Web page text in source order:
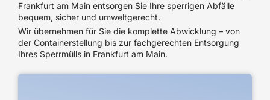
Frankfurt am Main entsorgen Sie Ihre sperrigen Abfälle
bequem, sicher und umweltgerecht.
Wir übernehmen für Sie die komplette Abwicklung – von
der Containerstellung bis zur fachgerechten Entsorgung
Ihres Sperrmülls in Frankfurt am Main.